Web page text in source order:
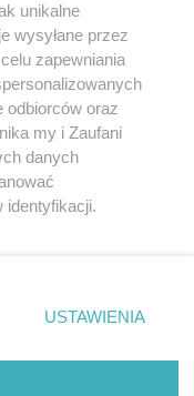
i czeka
Maj
sięz nami
unikalne
wysyłane przez
zapewniania
odbiorców oraz
my i Zaufani
danych
identyfikacji.
prywatności
zgody
się takiemu
USTAWIENIA